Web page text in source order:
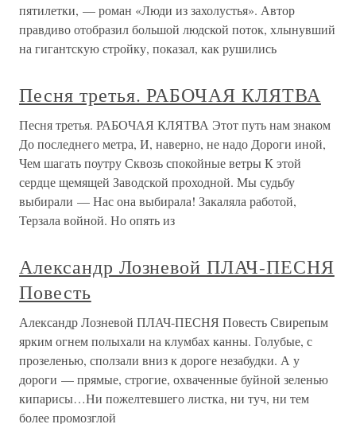
пятилетки, — роман «Люди из захолустья». Автор
правдиво отобразил большой людской поток, хлынувший
на гигантскую стройку, показал, как рушились
Песня третья. РАБОЧАЯ КЛЯТВА
Песня третья. РАБОЧАЯ КЛЯТВА Этот путь нам знаком
До последнего метра, И, наверно, не надо Дороги иной,
Чем шагать поутру Сквозь спокойные ветры К этой
сердце щемящей Заводской проходной. Мы судьбу
выбирали — Нас она выбирала! Закаляла работой,
Терзала войной. Но опять из
Александр Лозневой ПЛАЧ-ПЕСНЯ
Повесть
Александр Лозневой ПЛАЧ-ПЕСНЯ Повесть Свирепым
ярким огнем полыхали на клумбах канны. Голубые, с
прозеленью, сползали вниз к дороге незабудки. А у
дороги — прямые, строгие, охваченные буйной зеленью
кипарисы…Ни пожелтевшего листка, ни туч, ни тем
более промозглой